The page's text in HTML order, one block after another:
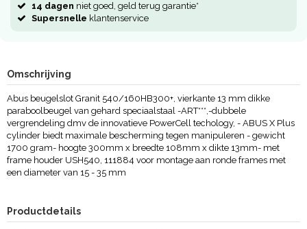
14 dagen niet goed, geld terug garantie*
Supersnelle klantenservice
Omschrijving
Abus beugelslot Granit 540/160HB300+, vierkante 13 mm dikke
paraboolbeugel van gehard speciaalstaal -ART***,-dubbele
vergrendeling dmv de innovatieve PowerCell techology, - ABUS X Plus
cylinder biedt maximale bescherming tegen manipuleren - gewicht
1700 gram- hoogte 300mm x breedte 108mm x dikte 13mm- met
frame houder USH540, 111884 voor montage aan ronde frames met
een diameter van 15 - 35 mm
Productdetails